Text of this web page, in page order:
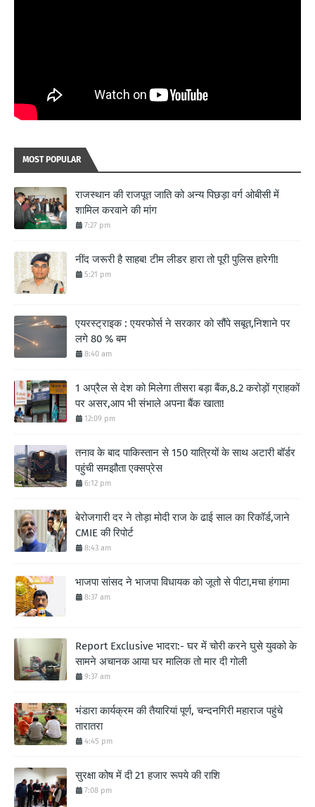
MOST POPULAR
राजस्थान की राजपूत जाति को अन्य पिछड़ा वर्ग ओबीसी में
शामिल करवाने की मांग
7:27 pm
नींद जरूरी है साहब! टीम लीडर हारा तो पूरी पुलिस हारेगी!
5:21 pm
एयरस्ट्राइक : एयरफोर्स ने सरकार को सौंपे सबूत,निशाने पर
लगे 80 % बम
8:40 am
1 अप्रैल से देश को मिलेगा तीसरा बड़ा बैंक,8.2 करोड़ों ग्राहकों
पर असर,आप भी संभाले अपना बैंक खाता!
12:09 pm
तनाव के बाद पाकिस्तान से 150 यात्रियों के साथ अटारी बॉर्डर
पहुंची समझौता एक्सप्रेस
6:12 pm
बेरोजगारी दर ने तोड़ा मोदी राज के ढाई साल का रिकॉर्ड,जाने
CMIE की रिपोर्ट
8:43 am
भाजपा सांसद ने भाजपा विधायक को जूतो से पीटा,मचा हंगामा
8:37 am
Report Exclusive भादरा:- घर में चोरी करने घुसे युवको के
सामने अचानक आया घर मालिक तो मार दी गोली
9:37 am
भंडारा कार्यक्रम की तैयारियां पूर्ण, चन्दनगिरी महाराज पहुंचे
तारातरा
4:45 pm
सुरक्षा कोष में दी 21 हजार रूपये की राशि
7:08 pm